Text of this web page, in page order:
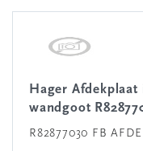
Hager Afdekplaat installatiecomponenten
wandgoot
R82877030 FB